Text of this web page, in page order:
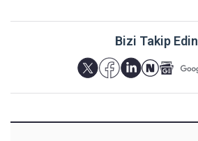
Bizi Takip Edin